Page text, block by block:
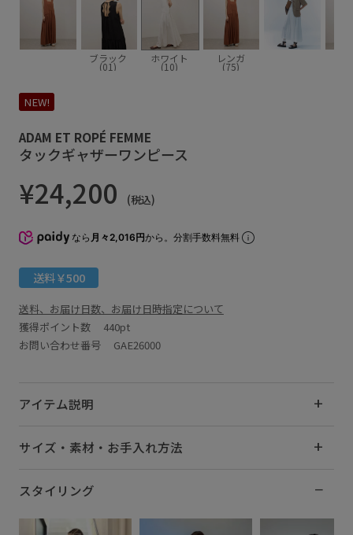
ブラック
(01)
ホワイト
(10)
レンガ
(75)
NEW!
ADAM ET ROPÉ FEMME
タックギャザーワンピース
¥24,200 (税込)
なら 月々2,016円から。分割手数料無料
送料￥500
送料、お届け日数、お届け日時指定について
獲得ポイント数 440pt
お問い合わせ番号 GAE26000
アイテム説明
サイズ・素材・お手入れ方法
スタイリング